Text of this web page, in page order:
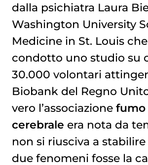
dalla psichiatra Laura
Washington University
Medicine in St. Louis
condotto uno studio su
30.000 volontari
Biobank del Regno
vero l’associazione fumo
cerebrale era nota da
non si riusciva a
due fenomeni fosse la